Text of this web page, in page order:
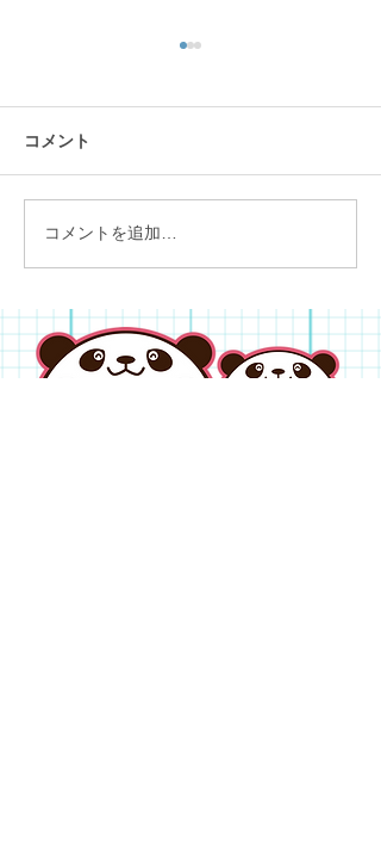
カップヌードルミュージ
アム
コメント
コメントを追加…